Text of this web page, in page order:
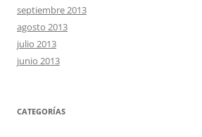
septiembre 2013
agosto 2013
julio 2013
junio 2013
CATEGORÍAS